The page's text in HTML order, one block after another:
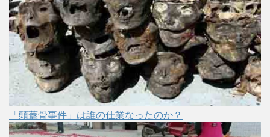
「頭蓋骨事件」は誰の仕業なったのか？